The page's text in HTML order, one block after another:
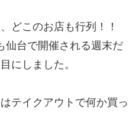
どこのお店も行列！！
仙台で開催される週末だ
にしました。
テイクアウトで何か買っ